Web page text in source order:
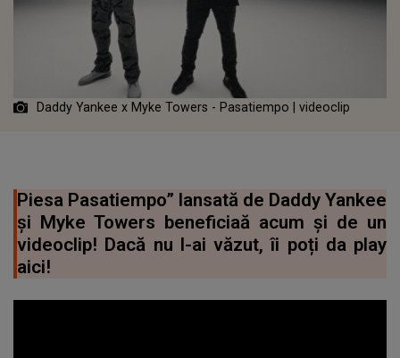
Daddy Yankee x Myke Towers - Pasatiempo | videoclip
Piesa Pasatiempo” lansată de Daddy Yankee
și Myke Towers beneficiaă acum și de un
videoclip! Dacă nu l-ai văzut, îi poți da play
aici!